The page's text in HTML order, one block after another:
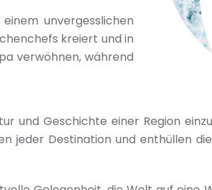
unvergesslichen
kreiert und in
verwöhnen, während
und Geschichte einer Region
jeder Destination und enthüllen